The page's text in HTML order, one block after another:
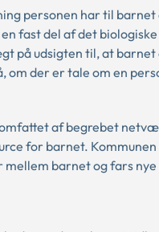
personen har til barnet
fast del af det
på udsigten til, at
der er tale om en
af begrebet
for barnet.
mellem barnet og fars